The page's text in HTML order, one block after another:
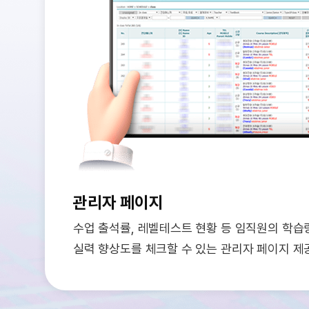
관리자 페이지
수업 출석률, 레벨테스트 현황 등 임직원의 학습
실력 향상도를 체크할 수 있는 관리자 페이지 제